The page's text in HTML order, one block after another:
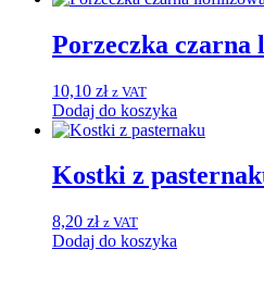
Porzeczka czarna
10,10 zł z VAT
Dodaj do koszyka
Kostki z
8,20 zł z VAT
Dodaj do koszyka